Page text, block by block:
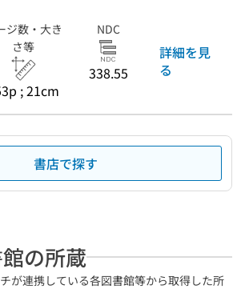
ジ数・大き
さ等
; 21cm
NDC
338.55
詳細を見
る
書店で探す
の所蔵
が連携している各図書館等から取得した所